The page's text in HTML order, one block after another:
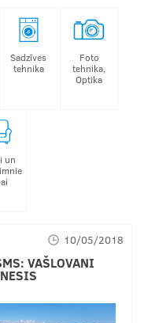
Sadzīves
tehnika
Foto
tehnika,
Optika
un
VAŠLOVANI
10/05/2018